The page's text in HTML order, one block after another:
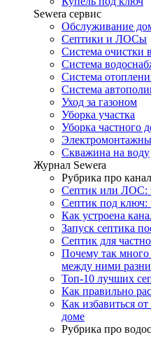
Sewera сервис
Обслуживание
Септики и ЛОСы
Система очистки
Система
Система
Система
Уход за газоном
Уборка участка
Уборка частного
Скважина на воду
Журнал Sewera
Рубрика про
Септик или ЛОС:
Септик под ключ:
Как устроена
Запуск септика
Септик для
Почему так много
между ними
Топ-10 лучших
Как правильно
Как избавиться
доме
Рубрика про